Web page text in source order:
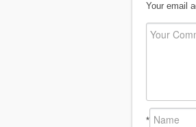
Your email
*